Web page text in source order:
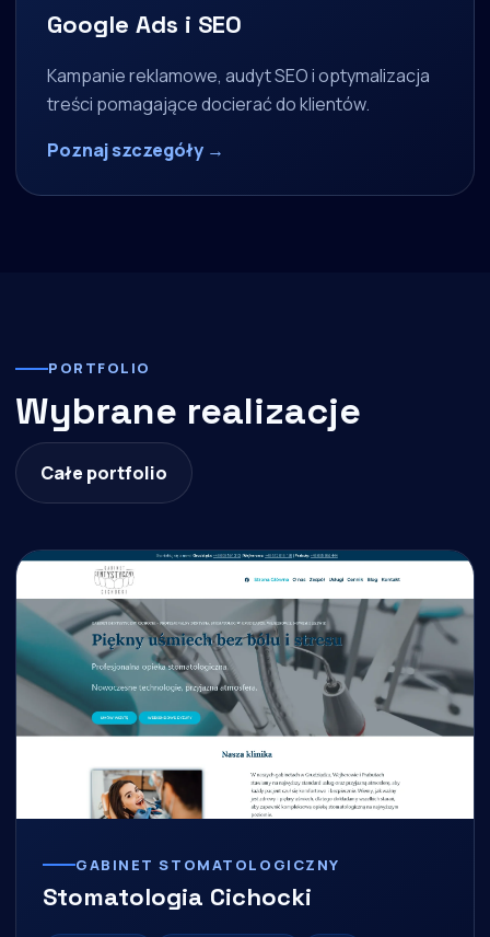
Google Ads i SEO
Kampanie reklamowe, audyt SEO i optymalizacja
treści pomagające docierać do klientów.
Poznaj szczegóły →
PORTFOLIO
Wybrane realizacje
Całe portfolio
GABINET STOMATOLOGICZNY
Stomatologia Cichocki